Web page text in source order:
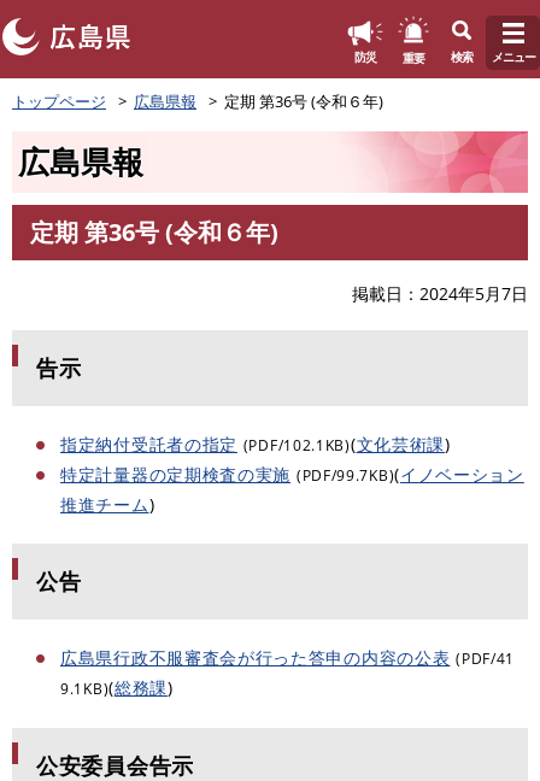
ペ
ー
頭
す
防災 重要 検索 メニュー
トップページ 広島県報 定期 第36号 (令和６年)
広島県報
文
定期 第36号 (令和６年)
掲載日 2024年5月7日
告示
指定納付受託者の指定 (PDF/102.1KB)(文化芸術課)
特定計量器の定期検査の実施 (PDF/99.7KB)(イノベーション
推進チーム)
公告
広島県行政不服審査会が行った答申の内容の公表 (PDF/41
9.1KB)(総務課)
公安委員会告示